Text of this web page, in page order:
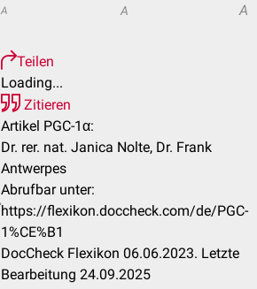
A A A
Teilen
Loading...
Zitieren
Artikel PGC-1α:
Dr. rer. nat. Janica Nolte, Dr. Frank
Antwerpes
Abrufbar unter:
https://flexikon.doccheck.com/de/PGC-
1%CE%B1
DocCheck Flexikon 06.06.2023. Letzte
Bearbeitung 24.09.2025